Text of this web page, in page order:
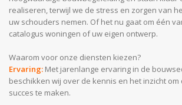
realiseren, terwijl we de stress en zorgen van
uw schouders nemen. Of het nu gaat om één
catalogus woningen of uw eigen ontwerp.
Waarom voor onze diensten kiezen?
Ervaring: Met jarenlange ervaring in de
beschikken wij over de kennis en het inzicht om
succes te maken.